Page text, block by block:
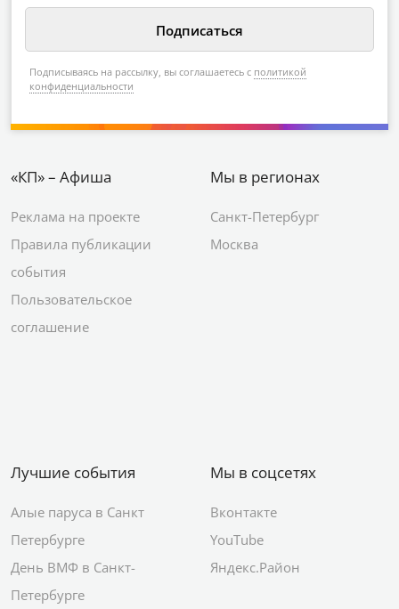
Подписываясь на рассылку, вы соглашаетесь с политикой
конфиденциальности
«КП» – Афиша
Реклама на проекте
Правила публикации
события
Пользовательское
соглашение
Мы в регионах
Санкт-Петербург
Москва
Лучшие события
Алые паруса в Санкт
Петербурге
День ВМФ в Санкт-
Петербурге
Мы в соцсетях
Вконтакте
YouTube
Яндекс.Район